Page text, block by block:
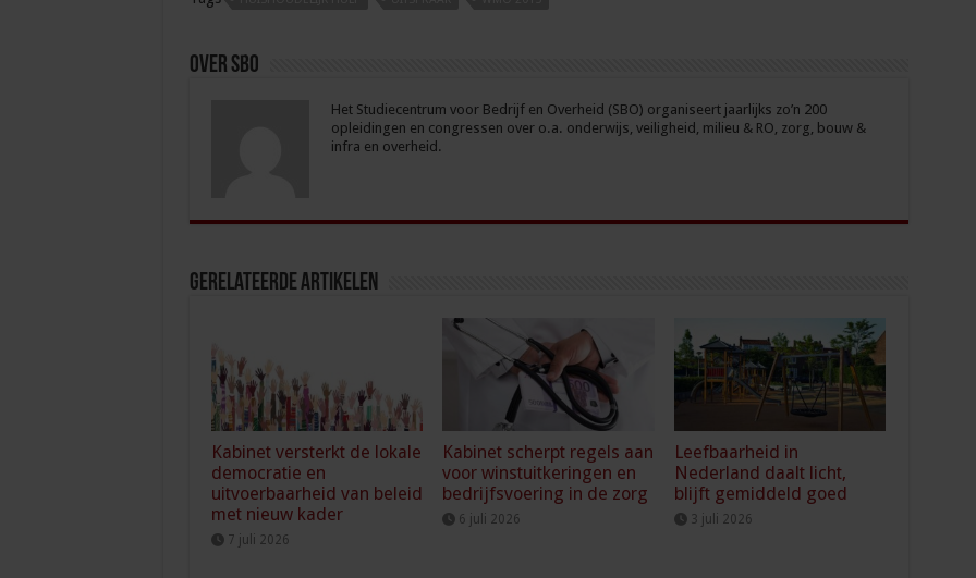
Over sbo
Het Studiecentrum voor Bedrijf en Overheid (SBO) organiseert jaarlijks zo’n 200
opleidingen en congressen over o.a. onderwijs, veiligheid, milieu & RO, zorg, bouw &
infra en overheid.
Gerelateerde Artikelen
Kabinet versterkt de lokale
democratie en
uitvoerbaarheid van beleid
met nieuw kader
7 juli 2026
Kabinet scherpt regels aan
voor winstuitkeringen en
bedrijfsvoering in de zorg
6 juli 2026
Leefbaarheid in
Nederland daalt licht,
blijft gemiddeld goed
3 juli 2026